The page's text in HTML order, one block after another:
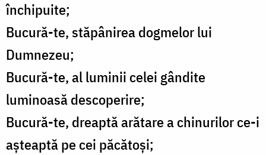
închipuite;
Bucură-te, stăpânirea dogmelor lui
Dumnezeu;
Bucură-te, al luminii celei gândite
luminoasă descoperire;
Bucură-te, dreaptă arătare a chinurilor ce-i
aşteaptă pe cei păcătoşi;